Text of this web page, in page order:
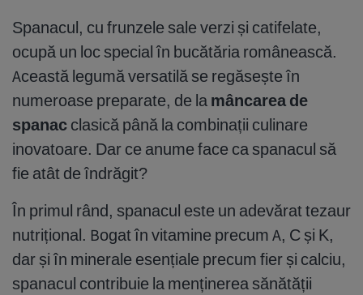
Spanacul, cu frunzele sale verzi și catifelate,
ocupă un loc special în bucătăria românească.
Această legumă versatilă se regăsește în
numeroase preparate, de la mâncarea de
spanac clasică până la combinații culinare
inovatoare. Dar ce anume face ca spanacul să
fie atât de îndrăgit?
În primul rând, spanacul este un adevărat tezaur
nutrițional. Bogat în vitamine precum A, C și K,
dar și în minerale esențiale precum fier și calciu,
spanacul contribuie la menținerea sănătății